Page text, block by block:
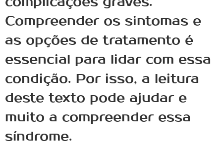
Compreender os sintomas e
as opções de tratamento é
essencial para lidar com essa
condição. Por isso, a leitura
deste texto pode ajudar e
muito a compreender essa
síndrome.